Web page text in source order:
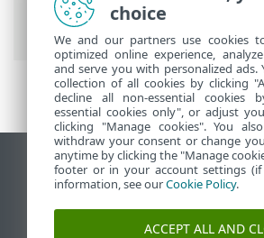
Configurazione di base
> ESET
Vulnerability & Patch
Visualizza sito desktop
End of Life
ESET Knowledge Base
choice
We and our partners use cookies
optimized online experience,
and serve you with personalized ads.
collection of all cookies by clicking
decline all non-essential cookies
essential cookies only", or adjust
clicking "Manage cookies". You
withdraw your consent or change
anytime by clicking the "Manage
footer or in your account settings (if
information, see ourCookie Policy.
ACCEPT ALL AND